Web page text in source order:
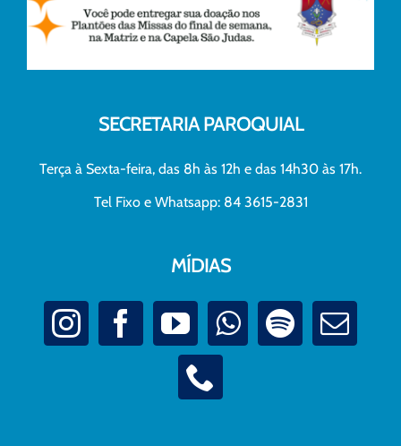
SECRETARIA PAROQUIAL
Terça à Sexta-feira, das 8h às 12h e das 14h30 às 17h.
Tel Fixo e Whatsapp: 84 3615-2831
MÍDIAS